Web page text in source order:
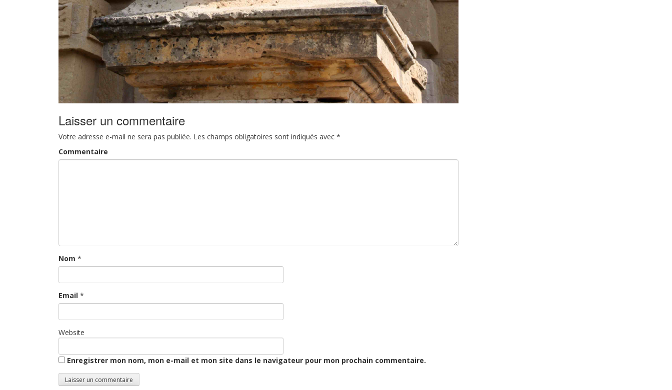
Laisser un commentaire
Votre adresse e-mail ne sera pas publiée. Les champs obligatoires sont indiqués avec *
Commentaire
Nom *
Email *
Website
Enregistrer mon nom, mon e-mail et mon site dans le navigateur pour mon prochain commentaire.